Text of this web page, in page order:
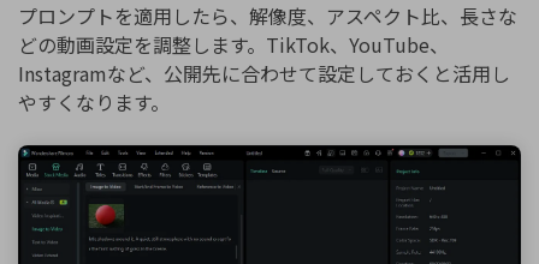
プロンプトを適用したら、解像度、アスペクト比、長さな
どの動画設定を調整します。TikTok、YouTube、
Instagramなど、公開先に合わせて設定しておくと活用し
やすくなります。